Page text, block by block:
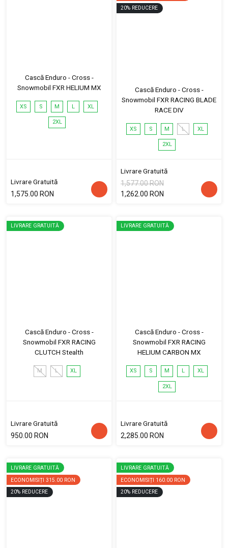
Cască Enduro - Cross -
Snowmobil FXR HELIUM MX
XS S M L XL
2XL
Livrare Gratuită
1,575.00 RON
20% REDUCERE
Cască Enduro - Cross -
Snowmobil FXR RACING BLADE
RACE DIV
XS S M L XL
2XL
Livrare Gratuită
1,577.00 RON
1,262.00 RON
LIVRARE GRATUITĂ
Cască Enduro - Cross -
Snowmobil FXR RACING
CLUTCH Stealth
M L XL
Livrare Gratuită
950.00 RON
LIVRARE GRATUITĂ
Cască Enduro - Cross -
Snowmobil FXR RACING
HELIUM CARBON MX
XS S M L XL
2XL
Livrare Gratuită
2,285.00 RON
LIVRARE GRATUITĂ
ECONOMISIȚI 315.00 RON
20% REDUCERE
LIVRARE GRATUITĂ
ECONOMISIȚI 160.00 RON
20% REDUCERE